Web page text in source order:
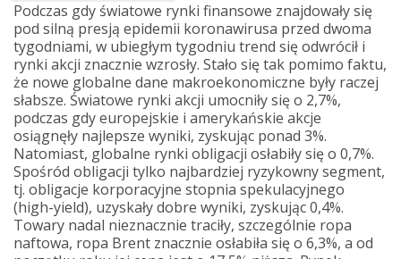
Podczas gdy światowe rynki finansowe znajdowały się
pod silną presją epidemii koronawirusa przed dwoma
tygodniami, w ubiegłym tygodniu trend się odwrócił i
rynki akcji znacznie wzrosły. Stało się tak pomimo faktu,
że nowe globalne dane makroekonomiczne były raczej
słabsze. Światowe rynki akcji umocniły się o 2,7%,
podczas gdy europejskie i amerykańskie akcje
osiągnęły najlepsze wyniki, zyskując ponad 3%.
Natomiast, globalne rynki obligacji osłabiły się o 0,7%.
Spośród obligacji tylko najbardziej ryzykowny segment,
tj. obligacje korporacyjne stopnia spekulacyjnego
(high-yield), uzyskały dobre wyniki, zyskując 0,4%.
Towary nadal nieznacznie traciły, szczególnie ropa
naftowa, ropa Brent znacznie osłabiła się o 6,3%, a od